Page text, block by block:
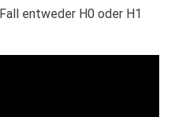
entweder H0 oder H1